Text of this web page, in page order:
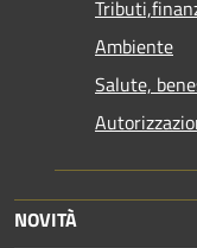
Ambiente
Salute,
NOVITÀ